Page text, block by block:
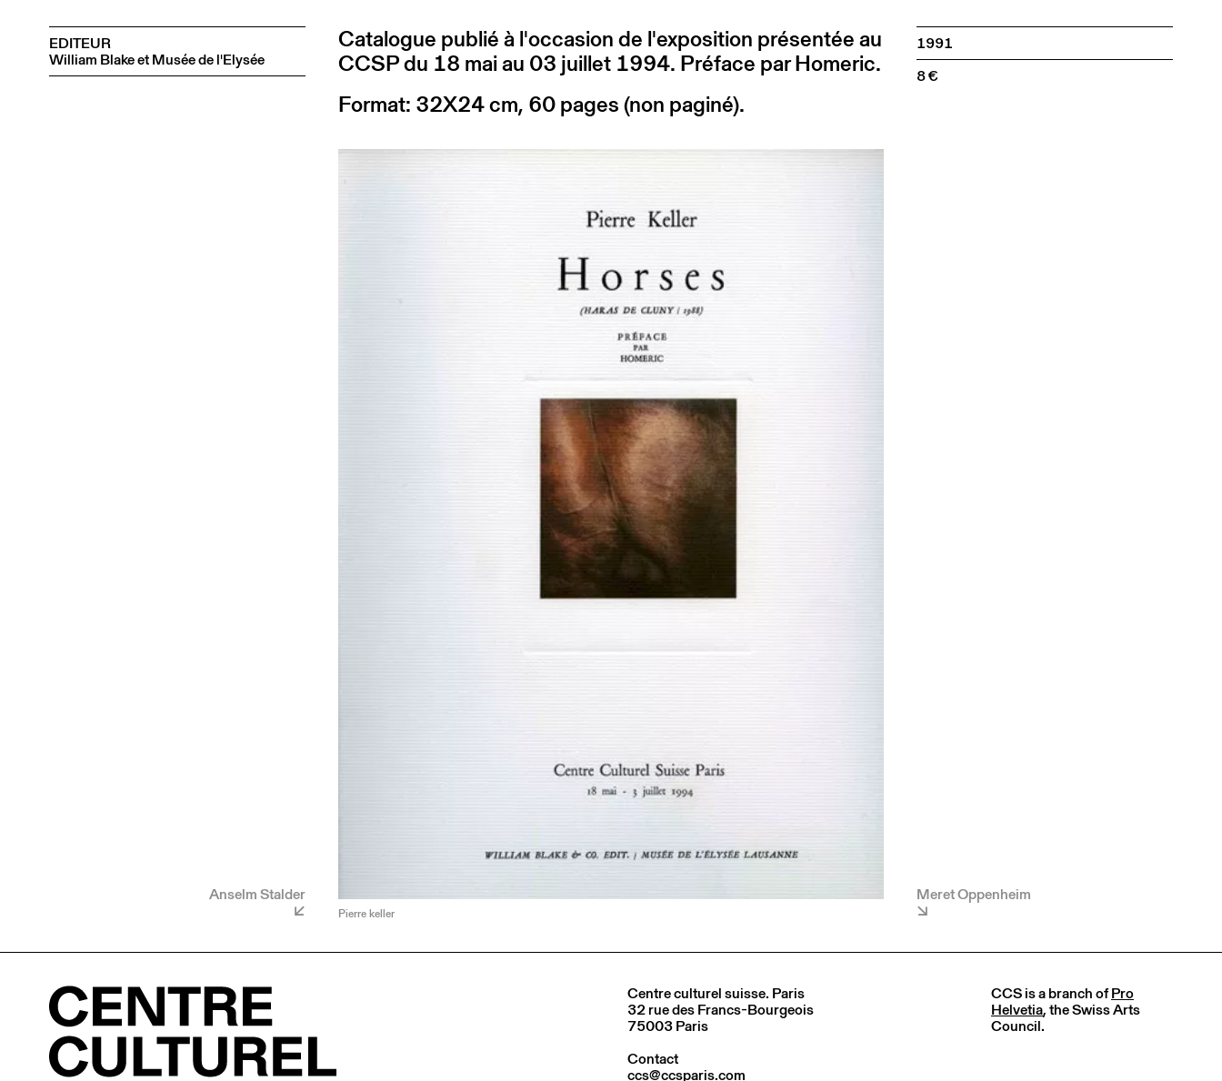
EDITEUR
William Blake et Musée de l'Elysée
Anselm Stalder
Catalogue publié à l'occasion de l'exposition présentée au
CCSP du 18 mai au 03 juillet 1994. Préface par Homeric.
Format: 32X24 cm, 60 pages (non paginé).
Pierre keller
1991
8
Meret Oppenheim
Centre culturel suisse. Paris
32 rue des Francs-Bourgeois
75003 Paris
Contact
ccs@ccsparis.com
CCS is a branch ofPro
Helvetia, the Swiss Arts
Council.